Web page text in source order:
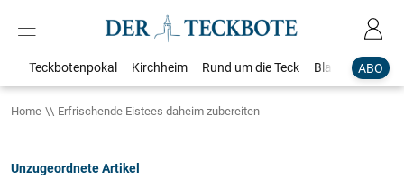
ABO
Teckbotenpokal Kirchheim Rund um die Teck Blaulicht
Home Erfrischende Eistees daheim zubereiten
Unzugeordnete Artikel